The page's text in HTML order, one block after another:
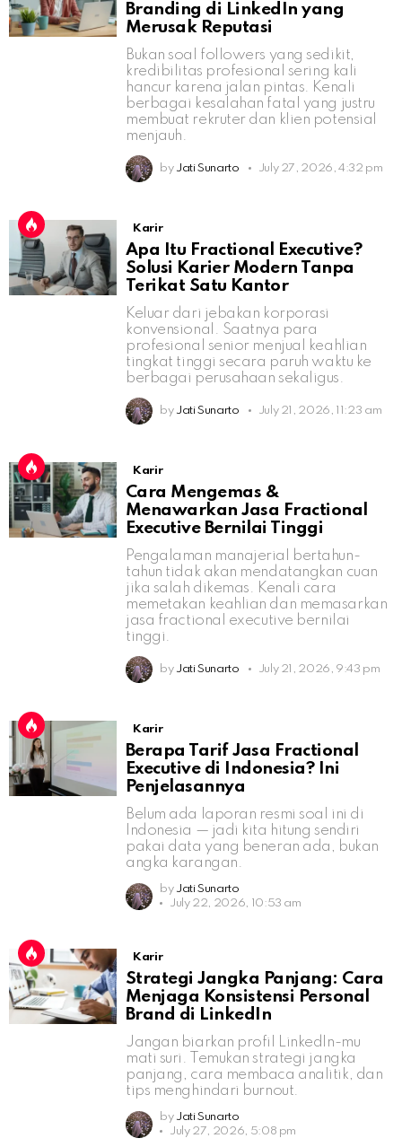
Branding di LinkedIn yang
Merusak Reputasi
Bukan soal followers yang sedikit,
kredibilitas profesional sering kali
hancur karena jalan pintas. Kenali
berbagai kesalahan fatal yang justru
membuat rekruter dan klien potensial
menjauh.
by Jati Sunarto July 27, 2026, 4:32 pm
Karir
Apa Itu Fractional Executive?
Solusi Karier Modern Tanpa
Terikat Satu Kantor
Keluar dari jebakan korporasi
konvensional. Saatnya para
profesional senior menjual keahlian
tingkat tinggi secara paruh waktu ke
berbagai perusahaan sekaligus.
by Jati Sunarto July 21, 2026, 11:23 am
Karir
Cara Mengemas &
Menawarkan Jasa Fractional
Executive Bernilai Tinggi
Pengalaman manajerial bertahun-
tahun tidak akan mendatangkan cuan
jika salah dikemas. Kenali cara
memetakan keahlian dan memasarkan
jasa fractional executive bernilai
tinggi.
by Jati Sunarto July 21, 2026, 9:43 pm
Karir
Berapa Tarif Jasa Fractional
Executive di Indonesia? Ini
Penjelasannya
Belum ada laporan resmi soal ini di
Indonesia — jadi kita hitung sendiri
pakai data yang beneran ada, bukan
angka karangan.
by Jati Sunarto
July 22, 2026, 10:53 am
Karir
Strategi Jangka Panjang: Cara
Menjaga Konsistensi Personal
Brand di LinkedIn
Jangan biarkan profil LinkedIn-mu
mati suri. Temukan strategi jangka
panjang, cara membaca analitik, dan
tips menghindari burnout.
by Jati Sunarto
July 27, 2026, 5:08 pm